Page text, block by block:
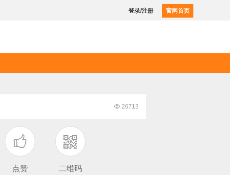
登录/注册 官网首页
 26713

点赞 二维码